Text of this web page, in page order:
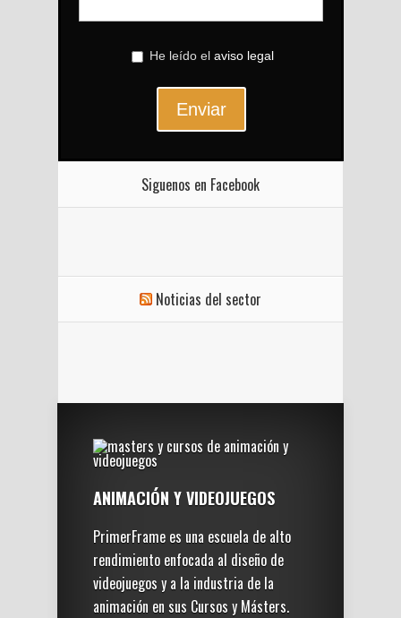
He leído el aviso legal
Enviar
Siguenos en Facebook
Noticias del sector
ANIMACIÓN Y VIDEOJUEGOS
PrimerFrame es una escuela de alto
rendimiento enfocada al diseño de
videojuegos y a la industria de la
animación en sus Cursos y Másters.